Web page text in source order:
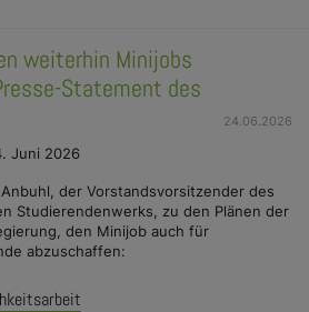
weiterhin Minijobs
Statement des
24.06.2026
Juni 2026
der Vorstandsvorsitzender des
Studierendenwerks, zu den Plänen der
den Minijob auch für
abzuschaffen: